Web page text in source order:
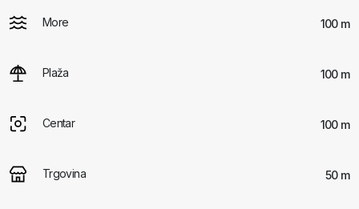
More 100 m
Plaža 100 m
Centar 100 m
Trgovina 50 m